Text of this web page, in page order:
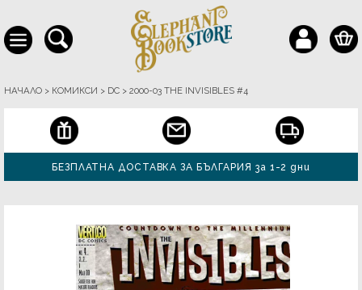
НАЧАЛО > КОМИКСИ > DC > 2000-03 THE INVISIBLES #4
БЕЗПЛАТНА ДОСТАВКА ЗА БЪЛГАРИЯ за 1-2 дни